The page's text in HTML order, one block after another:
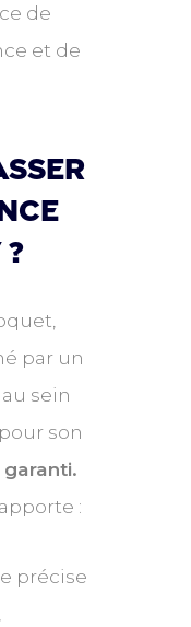
de
et de
par un
au sein
son
:
précise